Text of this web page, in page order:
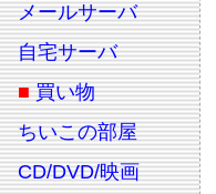
メールサーバ
自宅サーバ
■ 買い物
ちいこの部屋
CD/DVD/映画